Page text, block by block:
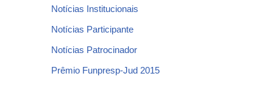
Notícias Institucionais
Notícias Participante
Notícias Patrocinador
Prêmio Funpresp-Jud 2015